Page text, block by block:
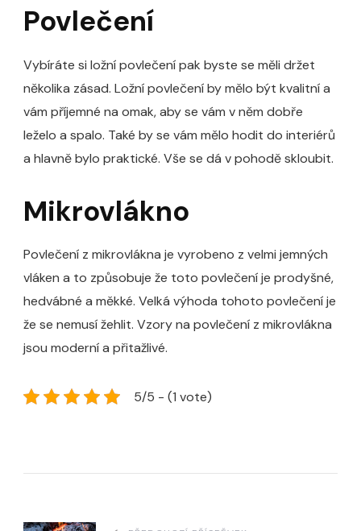
Povlečení
Vybíráte si ložní povlečení pak byste se měli držet
několika zásad. Ložnípovlečeníby mělo být kvalitní a
vám příjemné na omak, aby se vám v něm dobře
leželo a spalo. Také by se vám mělo hodit do interiérů
a hlavně bylo praktické. Vše se dá v pohodě skloubit.
Mikrovlákno
Povlečení z mikrovlákna je vyrobeno z velmi jemných
vláken a to způsobuje že toto povlečení je prodyšné,
hedvábné a měkké. Velká výhoda tohoto povlečení je
že se nemusí žehlit. Vzory na povlečení z mikrovlákna
jsou moderní a přitažlivé.
5/5 - (1 vote)